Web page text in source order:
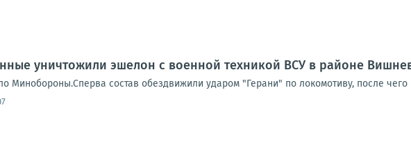
уничтожили эшелон с военной техникой ВСУ в районе
Минобороны.Сперва состав обездвижили ударом "Герани" по локомотиву, после